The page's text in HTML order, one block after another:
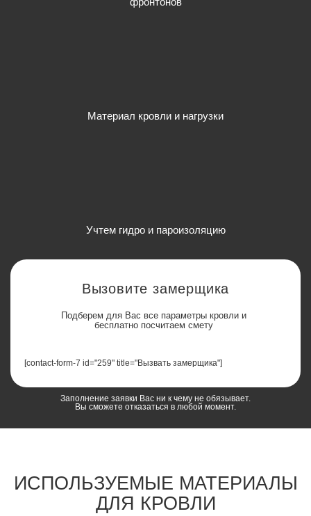
Материал кровли и нагрузки
Учтем гидро и пароизоляцию
Вызовите замерщика
Подберем для Вас все параметры кровли и
бесплатно посчитаем смету
[contact-form-7 id="259" title="Вызвать замерщика"]
Заполнение заявки Вас ни к чему не обязывает.
Вы сможете отказаться в любой момент.
ИСПОЛЬЗУЕМЫЕ МАТЕРИАЛЫ
ДЛЯ КРОВЛИ